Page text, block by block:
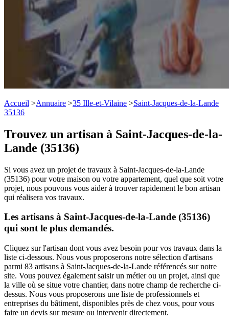
Accueil >Annuaire >35 Ille-et-Vilaine >Saint-Jacques-de-la-Lande
35136
Trouvez un artisan à Saint-Jacques-de-la-
Lande (35136)
Si vous avez un projet de travaux à Saint-Jacques-de-la-Lande
(35136) pour votre maison ou votre appartement, quel que soit votre
projet, nous pouvons vous aider à trouver rapidement le bon artisan
qui réalisera vos travaux.
Les artisans à Saint-Jacques-de-la-Lande (35136)
qui sont le plus demandés.
Cliquez sur l'artisan dont vous avez besoin pour vos travaux dans la
liste ci-dessous. Nous vous proposerons notre sélection d'artisans
parmi 83 artisans à Saint-Jacques-de-la-Lande référencés sur notre
site. Vous pouvez également saisir un métier ou un projet, ainsi que
la ville où se situe votre chantier, dans notre champ de recherche ci-
dessus. Nous vous proposerons une liste de professionnels et
entreprises du bâtiment, disponibles près de chez vous, pour vous
faire un devis sur mesure ou intervenir directement.